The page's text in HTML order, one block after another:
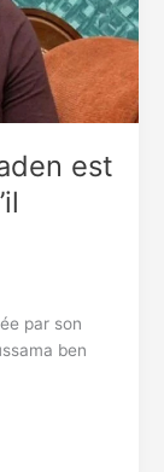
est
par son
ben